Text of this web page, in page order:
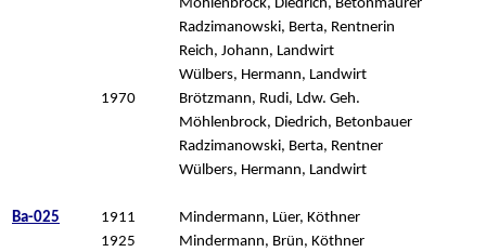
Möhlenbrock, Diedrich, Betonmaurer
Radzimanowski, Berta, Rentnerin
Reich, Johann, Landwirt
Wülbers, Hermann, Landwirt
1970
Brötzmann, Rudi, Ldw. Geh.
Möhlenbrock, Diedrich, Betonbauer
Radzimanowski, Berta, Rentner
Wülbers, Hermann, Landwirt
Ba-025 1911
Mindermann, Lüer, Köthner
1925
Mindermann, Brün, Köthner